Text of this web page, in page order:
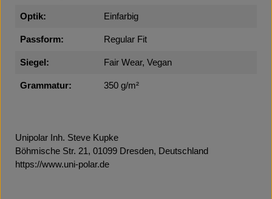
Optik: Einfarbig
Passform: Regular Fit
Siegel: Fair Wear, Vegan
Grammatur: 350 g/m²
Unipolar Inh. Steve Kupke
Böhmische Str. 21, 01099 Dresden, Deutschland
https://www.uni-polar.de